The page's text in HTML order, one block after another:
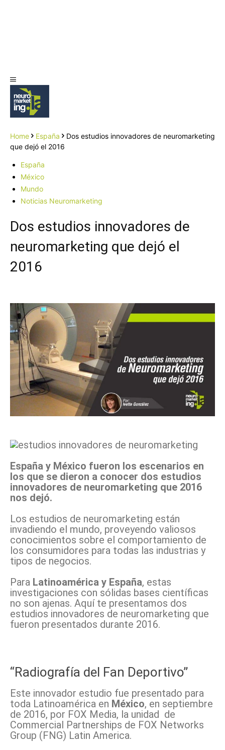
Home España
Dos estudios innovadores de neuromarketing
que dejó el 2016
España
México
Mundo
Noticias Neuromarketing
Dos estudios innovadores de
neuromarketing que dejó el
2016
España y México fueron los escenarios en
los que se dieron a conocer dos estudios
innovadores de neuromarketing que 2016
nos dejó.
Los estudios de neuromarketing están
invadiendo el mundo, proveyendo valiosos
conocimientos sobre el comportamiento de
los consumidores para todas las industrias y
tipos de negocios.
Para Latinoamérica y España, estas
investigaciones con sólidas bases científicas
no son ajenas. Aquí te presentamos dos
estudios innovadores de neuromarketing que
fueron presentados durante 2016.
“Radiografía del Fan Deportivo”
Este innovador estudio fue presentado para
toda Latinoamérica en México, en septiembre
de 2016, por FOX Media, la unidad de
Commercial Partnerships de FOX Networks
Group (FNG) Latin America.